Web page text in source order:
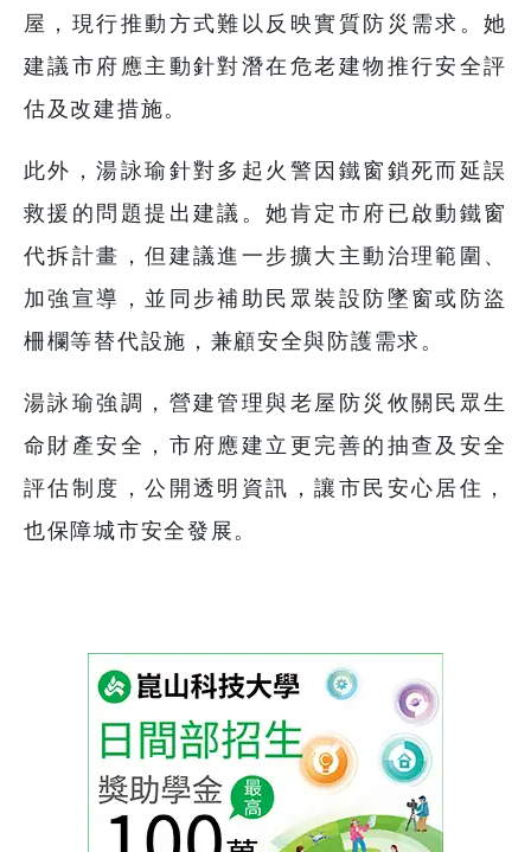
屋，現行推動方式難以反映實質防災需求。她
建議市府應主動針對潛在危老建物推行安全評
估及改建措施。
此外，湯詠瑜針對多起火警因鐵窗鎖死而延誤
救援的問題提出建議。她肯定市府已啟動鐵窗
代拆計畫，但建議進一步擴大主動治理範圍、
加強宣導，並同步補助民眾裝設防墜窗或防盜
柵欄等替代設施，兼顧安全與防護需求。
湯詠瑜強調，營建管理與老屋防災攸關民眾生
命財產安全，市府應建立更完善的抽查及安全
評估制度，公開透明資訊，讓市民安心居住，
也保障城市安全發展。